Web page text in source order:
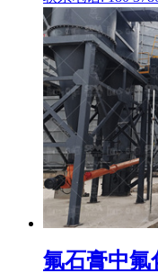
氟石膏中氟